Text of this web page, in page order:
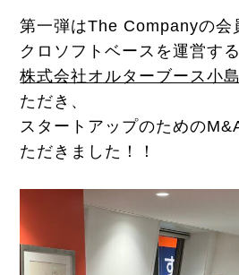
第一弾はThe Companyの会
クロソフトベースを運営する
株式会社オルターブース小
ただき、
スタートアップのための
ただきました！！